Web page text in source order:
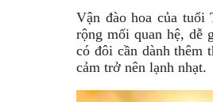
Vận đào hoa của
rộng mối quan hệ, dễ
có đôi cần dành thêm
cảm trở nên lạnh nhạt.